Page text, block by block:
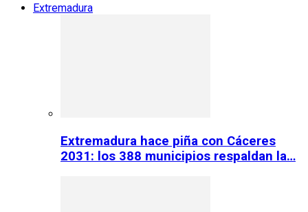
Extremadura
Extremadura hace piña con Cáceres
2031: los 388 municipios respaldan la…